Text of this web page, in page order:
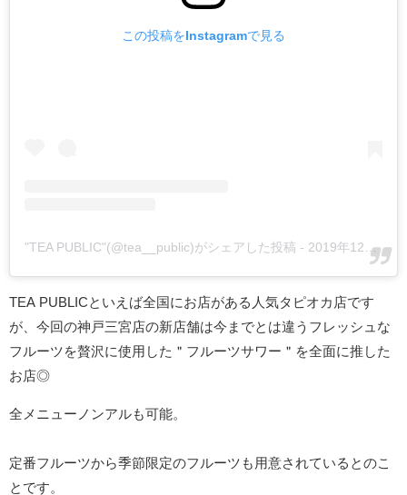
この投稿をInstagramで見る
"TEA PUBLIC"(@tea__public)がシェアした投稿 - 2019年12月月19日午前4時36分PST
TEA PUBLICといえば全国にお店がある人気タピオカ店です
が、今回の神戸三宮店の新店舗は今までとは違うフレッシュな
フルーツを贅沢に使用した ＂フルーツサワー＂ を全面に推した
お店◎
全メニューノンアルも可能。
定番フルーツから季節限定のフルーツも用意されているとのこ
とです。